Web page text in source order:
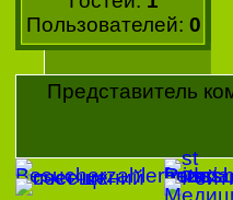
Пользователей: 0
Представитель